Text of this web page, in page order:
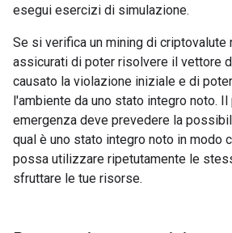
esegui esercizi di simulazione.
Se si verifica un mining di criptovalute
assicurati di poter risolvere il vettore
causato la violazione iniziale e di
l'ambiente da uno stato integro noto.
emergenza deve prevedere la
qual è uno stato integro noto in modo
possa utilizzare ripetutamente le
sfruttare le tue risorse.